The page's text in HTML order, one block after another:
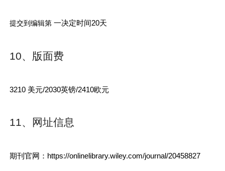
提交到编辑第 一决定时间20天
10、版面费
3210 美元/2030英镑/2410欧元
11、网址信息
期刊官网：https://onlinelibrary.wiley.com/journal/20458827